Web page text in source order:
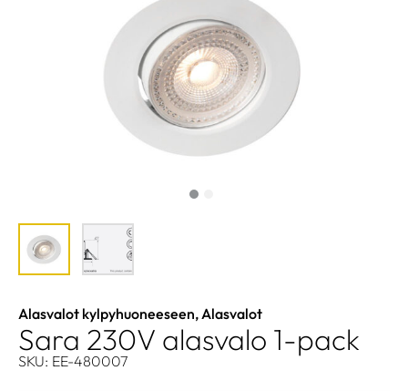
Alasvalot kylpyhuoneeseen,Alasvalot
Sara 230V alasvalo 1-pack
SKU: EE-480007